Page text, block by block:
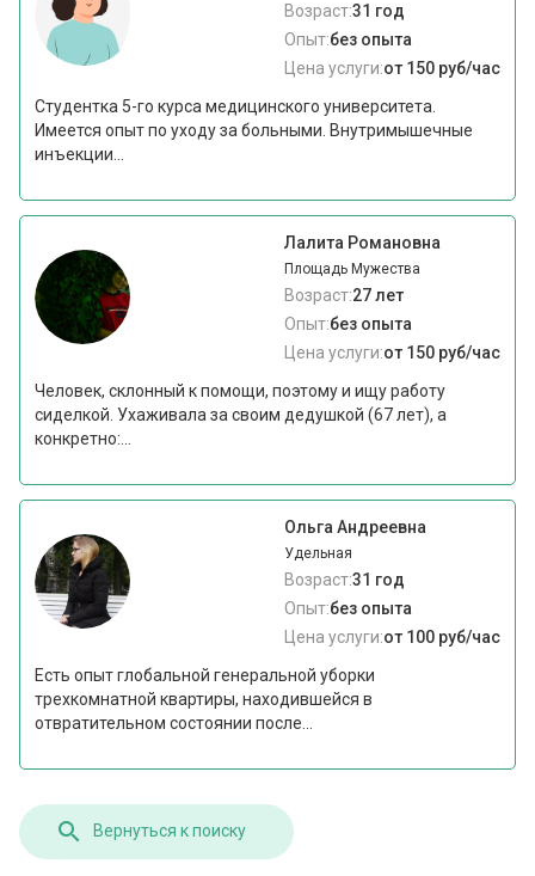
Возраст:31 год
Опыт:без опыта
Цена услуги:от 150 руб/час
Студентка 5-го курса медицинского университета.
Имеется опыт по уходу за больными. Внутримышечные
инъекции...
Лалита Романовна
Площадь Мужества
Возраст:27 лет
Опыт:без опыта
Цена услуги:от 150 руб/час
Человек, склонный к помощи, поэтому и ищу работу
сиделкой. Ухаживала за своим дедушкой (67 лет), а
конкретно:...
Ольга Андреевна
Удельная
Возраст:31 год
Опыт:без опыта
Цена услуги:от 100 руб/час
Есть опыт глобальной генеральной уборки
трехкомнатной квартиры, находившейся в
отвратительном состоянии после...
Вернуться к поиску